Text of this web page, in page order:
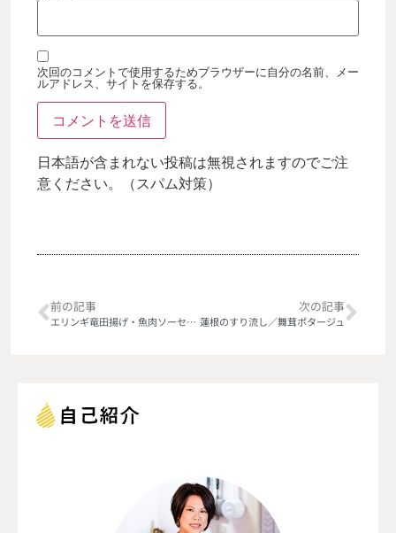
次回のコメントで使用するためブラウザーに自分の名前、メー
ルアドレス、サイトを保存する。
日本語が含まれない投稿は無視されますのでご注
意ください。（スパム対策）
前の記事
エリンギ竜田揚げ・魚肉ソーセージの磯辺揚げ
次の記事
蓮根のすり流し／舞茸ポタージュ